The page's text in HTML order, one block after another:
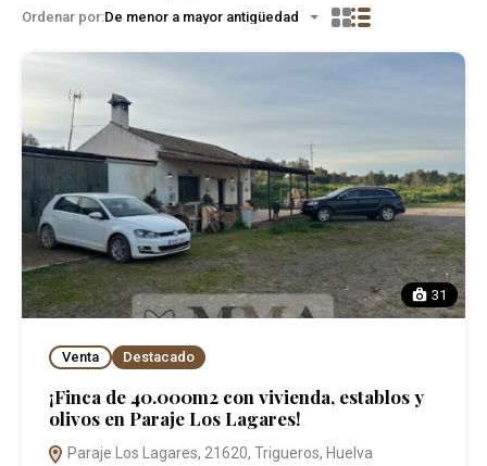
Ordenar por:De menor a mayor antigüedad
31
Venta Destacado
¡Finca de 40.000m2 con vivienda, establos y
olivos en Paraje Los Lagares!
Paraje Los Lagares, 21620, Trigueros, Huelva